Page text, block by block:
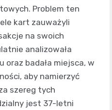
Problem ten
kart zauważyli
na swoich
analizowała
oraz badała miejsca, w
aby namierzyć
szereg tych
jest 37-letni